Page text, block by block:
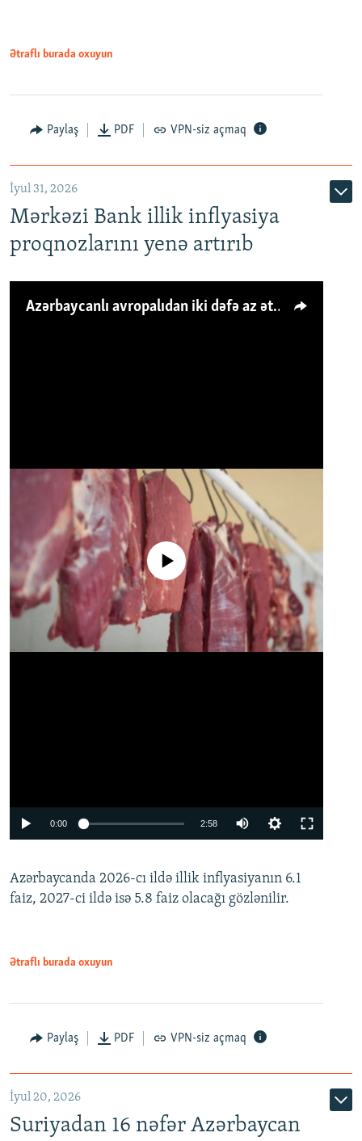
Ətraflı burada oxuyun
Paylaş PDF VPN-siz açmaq
İyul 31, 2026
Mərkəzi Bank illik inflyasiya
proqnozlarını yenə artırıb
Azərbaycanlı avropalıdan iki dəfə az ət yeyir, amma... 'Qiymət artımı qaçılmazdır'
Auto
No media source currently available
0:00 2:58
360p
480p
Azərbaycanda 2026-cı ildə illik inflyasiyanın 6.1
faiz, 2027-ci ildə isə 5.8 faiz olacağı gözlənilir.
Ətraflı burada oxuyun
Paylaş PDF VPN-siz açmaq
İyul 20, 2026
Suriyadan 16 nəfər Azərbaycan